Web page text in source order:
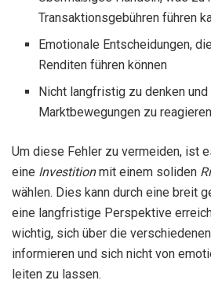
Transaktionsgebühren führen
Emotionale Entscheidungen,
Renditen führen können
Nicht langfristig zu denken
Marktbewegungen zu reagieren
Um diese Fehler zu vermeiden, ist
eine Investitionmit einem soliden
wählen. Dies kann durch eine breit
eine langfristige Perspektive
wichtig, sich über die verschiedenen
informieren und sich nicht von
leiten zu lassen.